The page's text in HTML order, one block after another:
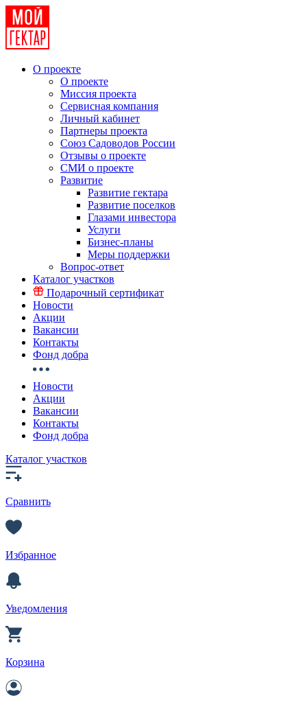
О проекте
О проекте
Миссия проекта
Сервисная компания
Личный кабинет
Партнеры проекта
Союз Садоводов России
Отзывы о проекте
СМИ о проекте
Развитие
Развитие гектара
Развитие поселков
Глазами инвестора
Услуги
Бизнес-планы
Меры поддержки
Вопрос-ответ
Каталог участков
Подарочный сертификат
Новости
Акции
Вакансии
Контакты
Фонд добра
Новости
Акции
Вакансии
Контакты
Фонд добра
Каталог участков
Сравнить
Избранное
Уведомления
Корзина